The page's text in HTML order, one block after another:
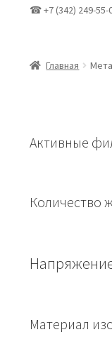
Главная
☎ +7 (342) 249-55-
Главная
Активные
Количество
Материал